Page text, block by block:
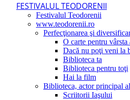
FESTIVALUL TEODORENII
Festivalul Teodorenii
www.teodorenii.ro
Perfecţionarea şi
O carte pentru vârsta
Dacă nu poţi veni la
Biblioteca ta
Biblioteca pentru toţi
Hai la film
Biblioteca, actor principal
Scriitorii Iaşului